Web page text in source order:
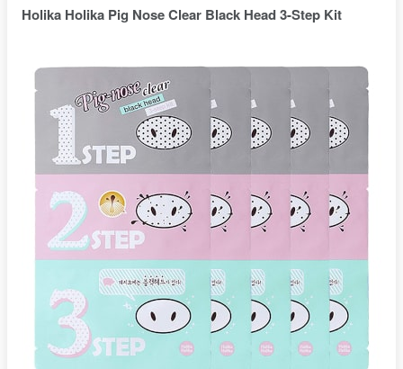
Holika Holika Pig Nose Clear Black Head 3-Step Kit